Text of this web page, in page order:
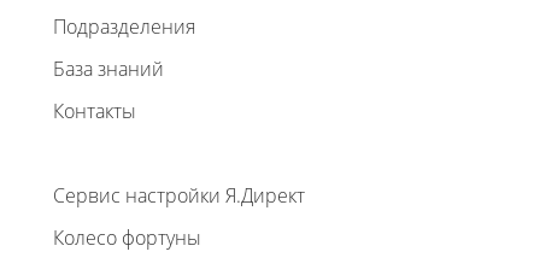
Подразделения
База знаний
Контакты
Сервис настройки Я.Директ
Колесо фортуны